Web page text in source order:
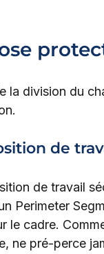
la division du
de
de travail
Perimeter
le cadre.
ne pré-perce